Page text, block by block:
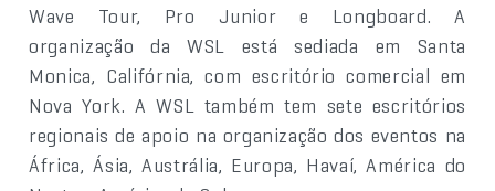
Wave Tour, Pro Junior e Longboard. A
organização da WSL está sediada em Santa
Monica, Califórnia, com escritório comercial em
Nova York. A WSL também tem sete escritórios
regionais de apoio na organização dos eventos na
África, Ásia, Austrália, Europa, Havaí, América do